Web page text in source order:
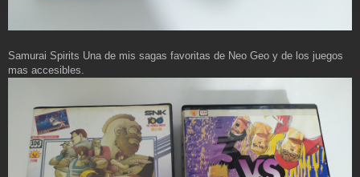
Samurai Spirits Una de mis sagas favoritas de Neo Geo y de los juegos
mas accesibles.